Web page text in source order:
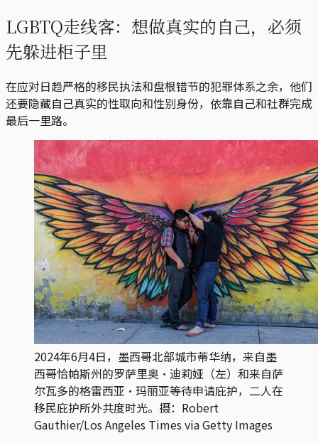
LGBTQ走线客：想做真实的自己，必须
先躲进柜子里
在应对日趋严格的移民执法和盘根错节的犯罪体系之余，他们
还要隐藏自己真实的性取向和性别身份，依靠自己和社群完成
最后一里路。
2024年6月4日，墨西哥北部城市蒂华纳，来自墨
西哥恰帕斯州的罗萨里奥·迪莉娅（左）和来自萨
尔瓦多的格雷西亚·玛丽亚等待申请庇护，二人在
移民庇护所外共度时光。摄：Robert
Gauthier/Los Angeles Times via Getty Images